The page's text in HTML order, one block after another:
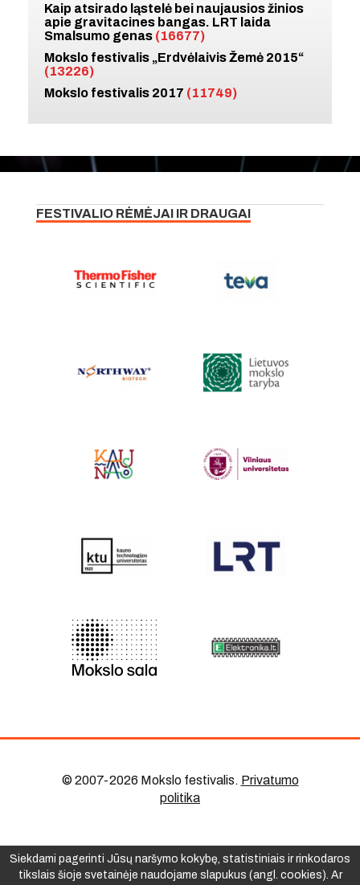
Kaip atsirado ląstelė bei naujausios žinios
apie gravitacines bangas. LRT laida
Smalsumo genas (16677)
Mokslo festivalis „Erdvėlaivis Žemė 2015“
(13226)
Mokslo festivalis 2017 (11749)
FESTIVALIO RĖMĖJAI IR DRAUGAI
© 2007-2026 Mokslo festivalis. Privatumo
politika
Siekdami pagerinti Jūsų naršymo kokybę, statistiniais ir rinkodaros
tikslais šioje svetainėje naudojame slapukus (angl. cookies). Ar